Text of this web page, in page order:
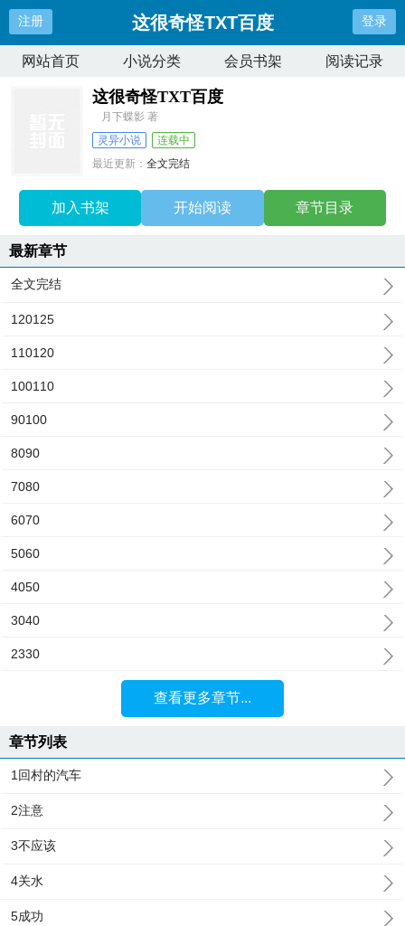
注册 这很奇怪TXT百度 登录
网站首页 小说分类 会员书架 阅读记录
这很奇怪TXT百度
月下蝶影 著
灵异小说
连载中
最近更新：全文完结
加入书架 开始阅读 章节目录
最新章节
全文完结
120125
110120
100110
90100
8090
7080
6070
5060
4050
3040
2330
查看更多章节...
章节列表
1回村的汽车
2注意
3不应该
4关水
5成功